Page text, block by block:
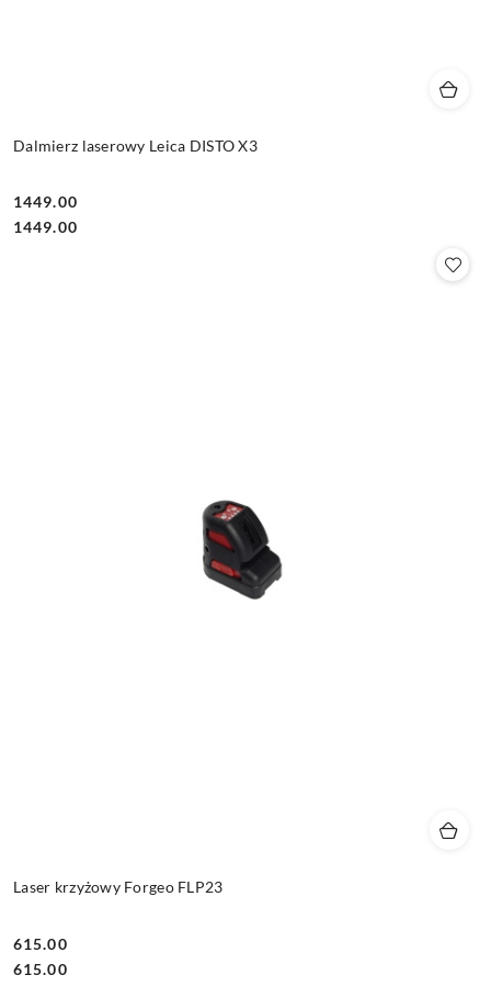
Dalmierz laserowy Leica DISTO X3
Cena:
1449.00
Cena:
1449.00
Laser krzyżowy Forgeo FLP23
Cena:
615.00
Cena:
615.00